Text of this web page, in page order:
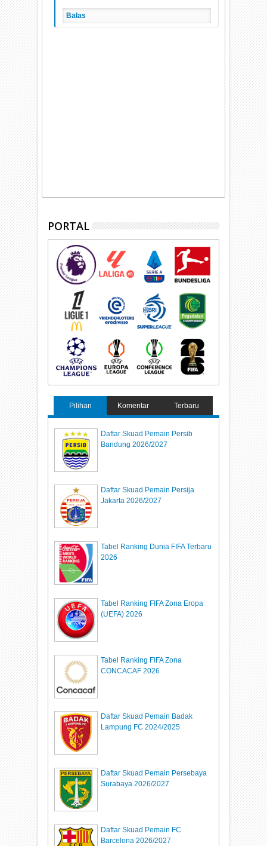
Balas
PORTAL
Pilihan Komentar Terbaru
Daftar Skuad Pemain Persib
Bandung 2026/2027
Daftar Skuad Pemain Persija
Jakarta 2026/2027
Tabel Ranking Dunia FIFA Terbaru
2026
Tabel Ranking FIFA Zona Eropa
(UEFA) 2026
Tabel Ranking FIFA Zona
CONCACAF 2026
Daftar Skuad Pemain Badak
Lampung FC 2024/2025
Daftar Skuad Pemain Persebaya
Surabaya 2026/2027
Daftar Skuad Pemain FC
Barcelona 2026/2027